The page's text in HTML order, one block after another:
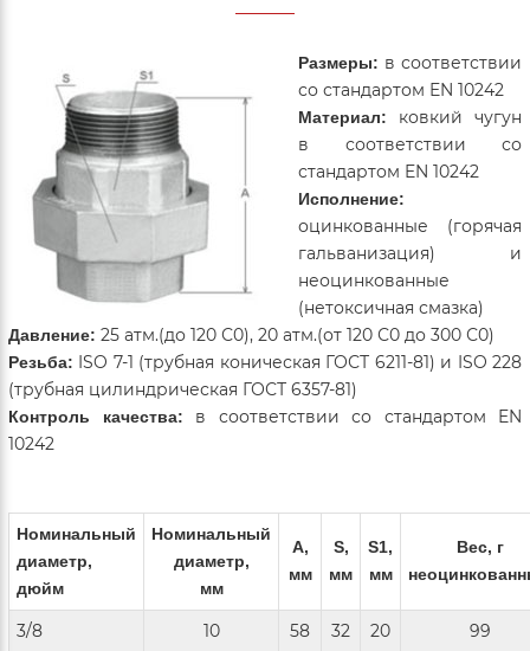
Размеры: в соответствии
со стандартом EN 10242
Материал:
ковкий чугун
в соответствии со
стандартом EN 10242
Исполнение:
оцинкованные (горячая
гальванизация) и
неоцинкованные
(нетоксичная смазка)
Давление: 25 атм.(до 120 С0), 20 атм.(от 120 С0 до 300 С0)
Резьба: ISO 7-1 (трубная коническая ГОСТ 6211-81) и ISO 228
(трубная цилиндрическая ГОСТ 6357-81)
Контроль качества: в соответствии со стандартом EN
10242
Номинальный
диаметр,
дюйм
Номинальный
диаметр,
мм
A,
мм
S,
мм
S1,
мм
Вес, г
3/8 10 58 32 20
99